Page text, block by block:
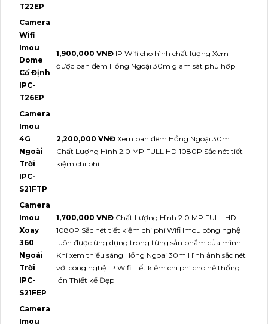
T22EP
Camera
Wifi
Imou
Dome
Cố Định
IPC-
T26EP
1,900,000 VNĐ IP Wifi cho hình chất lượng Xem
được ban đêm Hồng Ngoại 30m giám sát phù hơp
Camera
Imou
4G
Ngoài
Trời
IPC-
S21FTP
2,200,000 VNĐ Xem ban đêm Hồng Ngoại 30m
Chất Lượng Hình 2.0 MP FULL HD 1080P Sắc nét tiết
kiệm chi phí
Camera
Imou
Xoay
360
Ngoài
Trời
IPC-
S21FEP
1,700,000 VNĐ Chất Lượng Hình 2.0 MP FULL HD
1080P Sắc nét tiết kiệm chi phí Wifi Imou công nghệ
luôn được ứng dụng trong từng sản phẩm của mình
Khi xem thiếu sáng Hồng Ngoại 30m Hình ảnh sắc nét
với công nghệ IP Wifi Tiết kiệm chi phí cho hệ thống
lớn Thiết kế Đẹp
Camera
Imou